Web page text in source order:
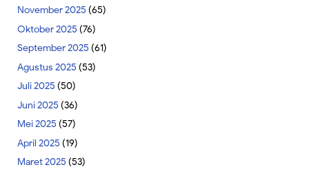
November 2025 (65)
Oktober 2025 (76)
September 2025 (61)
Agustus 2025 (53)
Juli 2025 (50)
Juni 2025 (36)
Mei 2025 (57)
April 2025 (19)
Maret 2025 (53)